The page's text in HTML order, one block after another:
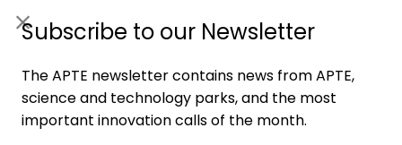
Subscribe to our Newsletter
The APTE newsletter contains news from APTE,
science and technology parks, and the most
important innovation calls of the month.